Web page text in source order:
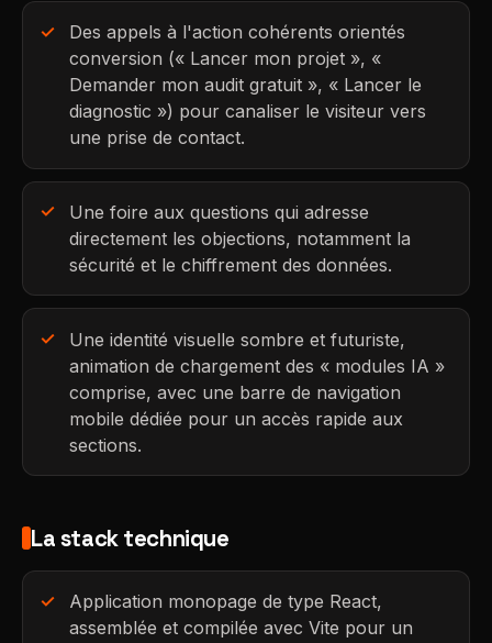
Des appels à l'action cohérents orientés
conversion (« Lancer mon projet », «
Demander mon audit gratuit », « Lancer le
diagnostic ») pour canaliser le visiteur vers
une prise de contact.
Une foire aux questions qui adresse
directement les objections, notamment la
sécurité et le chiffrement des données.
Une identité visuelle sombre et futuriste,
animation de chargement des « modules IA »
comprise, avec une barre de navigation
mobile dédiée pour un accès rapide aux
sections.
La stack technique
Application monopage de type React,
assemblée et compilée avec Vite pour un